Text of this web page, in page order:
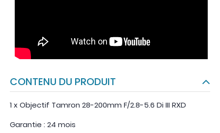
CONTENU DU PRODUIT
1 x Objectif Tamron 28-200mm F/2.8-5.6 Di III RXD
Garantie : 24 mois